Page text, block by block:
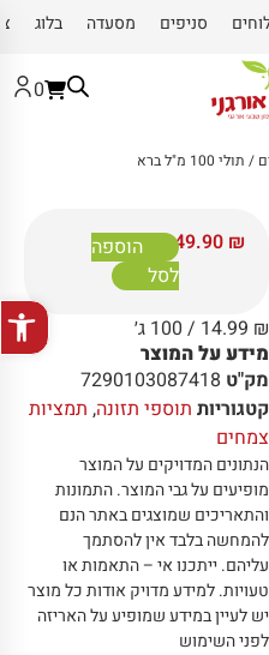
פתח
סניפים מסעדה בלוג
0
/ תולי 100 מ"ל ברא
149.90 ₪
הוספה
לסל
14.99 ₪
/ 100 ג׳
מידע על המוצר
מק"ט 7290103087418
קטגוריות תוספי תזונה, תמציות
צמחים
הנתונים המדויקים על המוצר
מופיעים על גבי המוצר.התמונות
והתאריכים שמוצגים באתר הנם
להמחשה בלבד אין להסתמך
עליהם.ייתכנו אי – התאמות או
טעויות.למידע מדויק אודות כל מוצר
יש לעיין במידע שמופיע על האריזה
לפני השימוש